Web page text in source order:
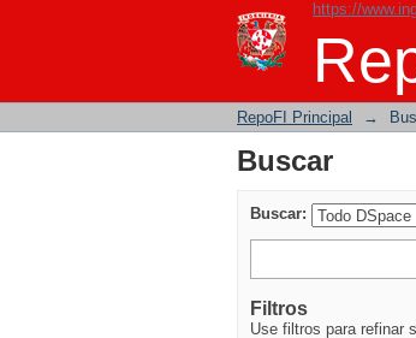
https://
Buscar
RepoFI Principal →
Buscar
Buscar:
Filtros
Use filtros para refinar